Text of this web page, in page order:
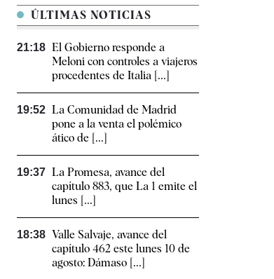
ÚLTIMAS NOTICIAS
21:18 El Gobierno responde a
Meloni con controles a viajeros
procedentes de Italia [...]
19:52 La Comunidad de Madrid
pone a la venta el polémico
ático de [...]
19:37 La Promesa, avance del
capítulo 883, que La 1 emite el
lunes [...]
18:38 Valle Salvaje, avance del
capítulo 462 este lunes 10 de
agosto: Dámaso [...]